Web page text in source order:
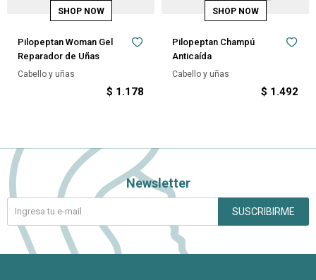
Pilopeptan Woman Gel
Reparador de Uñas
Cabello y uñas
$ 1.178
Pilopeptan Champú
Anticaída
Cabello y uñas
$ 1.492
Newsletter
SUSCRIBIRME